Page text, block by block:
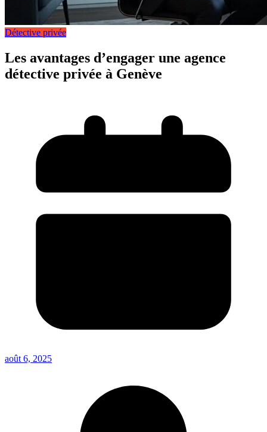
Détective privée
Les avantages d’engager une agence
détective privée à Genève
août 6, 2025